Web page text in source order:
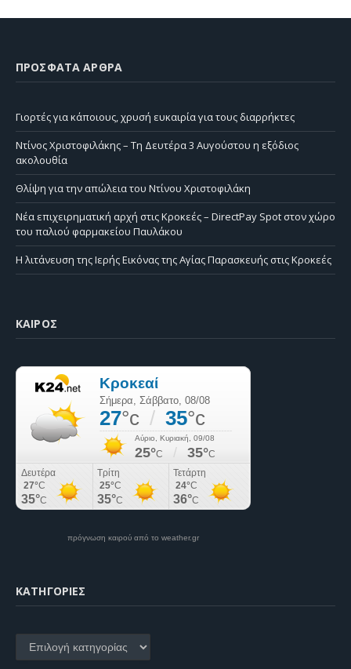
ΠΡΌΣΦΑΤΑ ΆΡΘΡΑ
Γιορτές για κάποιους, χρυσή ευκαιρία για τους διαρρήκτες
Ντίνος Χριστοφιλάκης – Τη Δευτέρα 3 Αυγούστου η εξόδιος
ακολουθία
Θλίψη για την απώλεια του Ντίνου Χριστοφιλάκη
Νέα επιχειρηματική αρχή στις Κροκεές – DirectPay Spot στον χώρο
του παλιού φαρμακείου Παυλάκου
Η λιτάνευση της Ιερής Εικόνας της Αγίας Παρασκευής στις Κροκεές
ΚΑΙΡΌΣ
πρόγνωση καιρού από το weather.gr
KΑΤΗΓΟΡΊΕΣ
Kατηγορίες